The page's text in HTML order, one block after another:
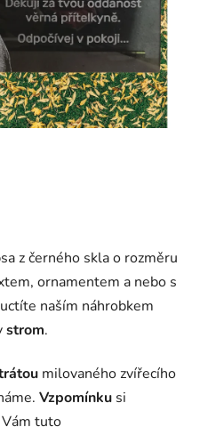
z černého skla o rozměru
ornamentem a nebo s
naším náhrobkem
strom.
milovaného zvířecího
Vzpomínku si
tuto